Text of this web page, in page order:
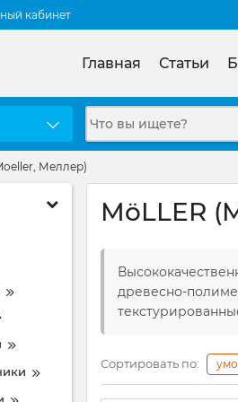
кабинет
Главная Статьи
Меллер)
MöLLER
древесно-
Сортировать по: